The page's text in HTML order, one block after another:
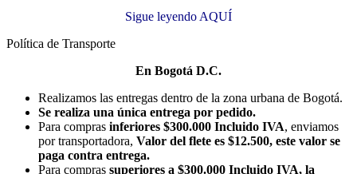
Sigue leyendo AQUÍ
Política de Transporte
En Bogotá D.C.
Realizamos las entregas dentro de la zona urbana de Bogotá.
Se realiza una única entrega por pedido.
Para compras inferiores $300.000 Incluido IVA, enviamos
por transportadora, Valor del flete es $12.500, este valor se
paga contra entrega.
Para compras superiores a $300.000 Incluido IVA, la